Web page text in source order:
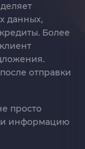
данных,
Более
отправки
просто
и информацию